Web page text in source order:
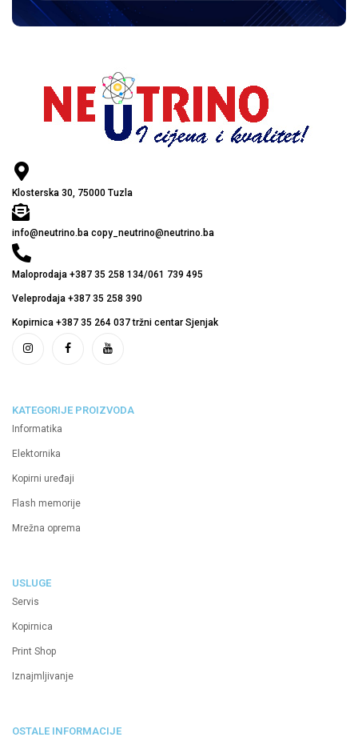
Klosterska 30, 75000 Tuzla
info@neutrino.ba copy_neutrino@neutrino.ba
Maloprodaja +387 35 258 134/061 739 495
Veleprodaja +387 35 258 390
Kopirnica +387 35 264 037 tržni centar Sjenjak
KATEGORIJE PROIZVODA
Informatika
Elektornika
Kopirni uređaji
Flash memorije
Mrežna oprema
USLUGE
Servis
Kopirnica
Print Shop
Iznajmljivanje
OSTALE INFORMACIJE